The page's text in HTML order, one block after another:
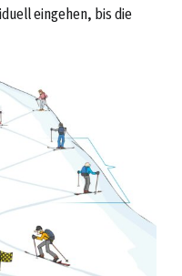
eingehen, bis die